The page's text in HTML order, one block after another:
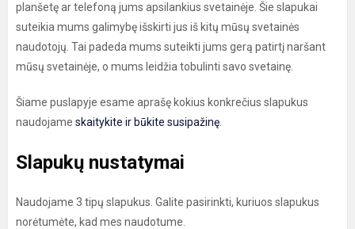
planšetę ar telefoną jums apsilankius svetainėje. Šie slapukai
suteikia mums galimybę išskirti jus iš kitų mūsų svetainės
naudotojų. Tai padeda mums suteikti jums gerą patirtį naršant
mūsų svetainėje, o mums leidžia tobulinti savo svetainę.
Šiame puslapyje esame aprašę kokius konkrečius slapukus
naudojame skaitykite ir būkite susipažinę
Slapukų nustatymai
Naudojame 3 tipų slapukus. Galite pasirinkti, kuriuos slapukus
norėtumėte, kad mes naudotume.